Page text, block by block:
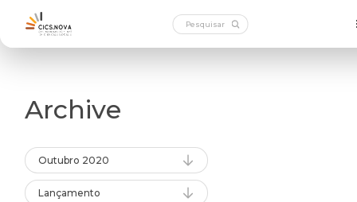
Archive
Outubro 2020
Lançamento